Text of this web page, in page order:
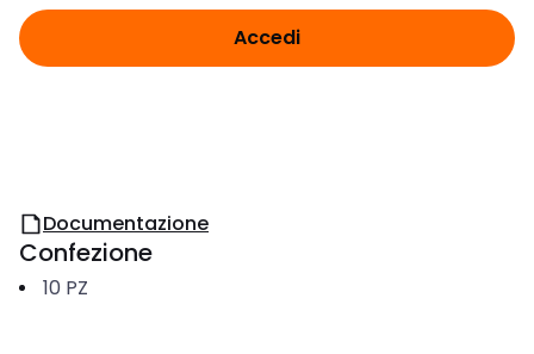
Accedi
Documentazione
Confezione
10 PZ